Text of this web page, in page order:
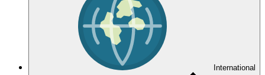
International